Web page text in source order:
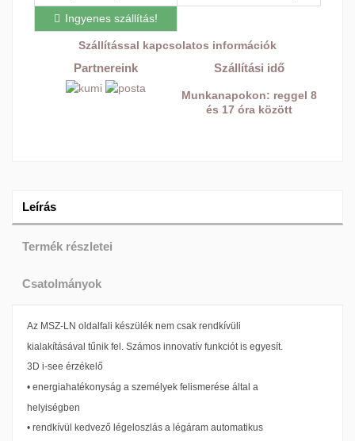
Ingyenes szállítás!
Szállítással kapcsolatos információk
Partnereink Szállítási idő
Munkanapokon: reggel 8
és 17 óra között
Leírás
Termék részletei
Csatolmányok
Az MSZ-LN oldalfali készülék nem csak rendkívüli
kialakításával tűnik fel. Számos innovatív funkciót is egyesít.
3D i-see érzékelő
• energiahatékonyság a személyek felismerése által a
helyiségben
• rendkívül kedvező légeloszlás a légáram automatikus